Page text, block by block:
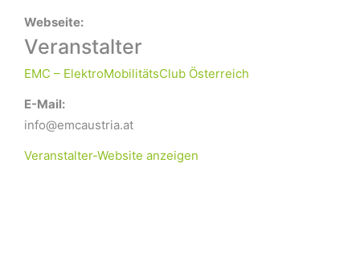
Webseite:
Veranstalter
EMC – ElektroMobilitätsClub Österreich
E-Mail:
info@emcaustria.at
Veranstalter-Website anzeigen